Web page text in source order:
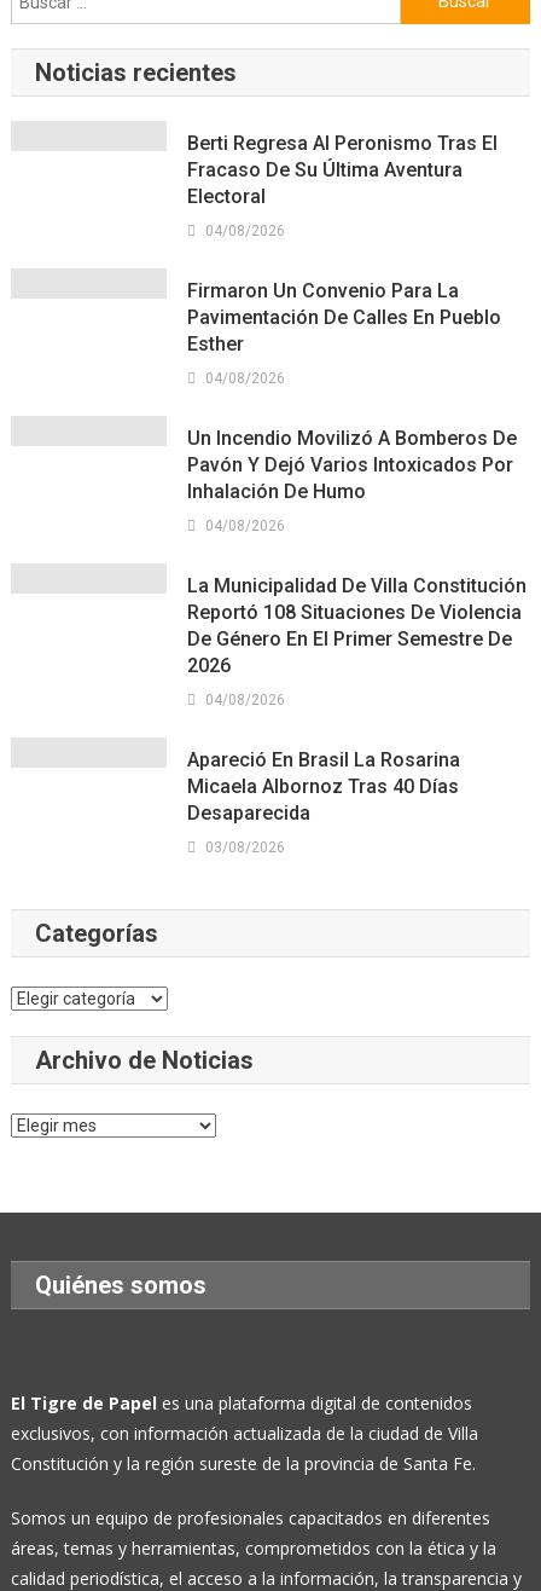
Noticias recientes
Berti Regresa Al Peronismo Tras El
Fracaso De Su Última Aventura
Electoral
04/08/2026
Firmaron Un Convenio Para La
Pavimentación De Calles En Pueblo
Esther
04/08/2026
Un Incendio Movilizó A Bomberos De
Pavón Y Dejó Varios Intoxicados Por
Inhalación De Humo
04/08/2026
La Municipalidad De Villa Constitución
Reportó 108 Situaciones De Violencia
De Género En El Primer Semestre De
2026
04/08/2026
Apareció En Brasil La Rosarina
Micaela Albornoz Tras 40 Días
Desaparecida
03/08/2026
Categorías
Categorías
Archivo de Noticias
Archivo
Quiénes somos
El Tigre de Papel es una plataforma digital de contenidos
exclusivos, con información actualizada de la ciudad de Villa
Constitución y la región sureste de la provincia de Santa Fe.
Somos un equipo de profesionales capacitados en diferentes
áreas, temas y herramientas, comprometidos con la ética y la
calidad periodística, el acceso a la información, la transparencia y